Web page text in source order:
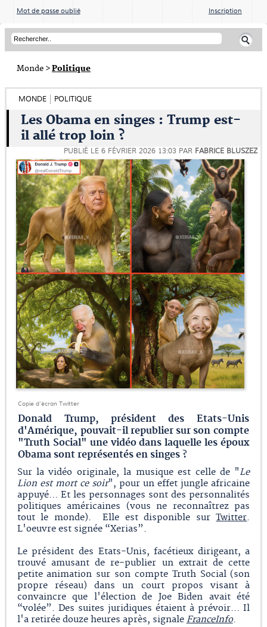
Mot de passe oublié Inscription
Monde >Politique
MONDE POLITIQUE
Les Obama en singes : Trump est-
il allé trop loin ?
PUBLIÉ LE 6 FÉVRIER 2026 13:03 PAR FABRICE BLUSZEZ
Copie d'écran Twitter
Donald Trump, président des Etats-Unis
d'Amérique, pouvait-il republier sur son compte
"Truth Social" une vidéo dans laquelle les époux
Obama sont représentés en singes ?
Sur la vidéo originale, la musique est celle de "Le
Lion est mort ce soir", pour un effet jungle africaine
appuyé… Et les personnages sont des personnalités
politiques américaines (vous ne reconnaîtrez pas
tout le monde). Elle est disponible surTwitter.
L'oeuvre est signée “Xerias”.
Le président des Etats-Unis, facétieux dirigeant, a
trouvé amusant de re-publier un extrait de cette
petite animation sur son compte Truth Social (son
propre réseau) dans un court propos visant à
convaincre que l'élection de Joe Biden avait été
“volée”. Des suites juridiques étaient à prévoir… Il
l'a retirée douze heures après, signale FranceInfo.